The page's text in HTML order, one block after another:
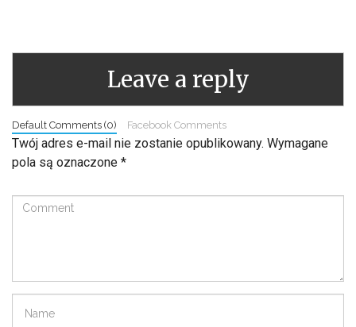
Leave a reply
Default Comments (0) Facebook Comments
Twój adres e-mail nie zostanie opublikowany. Wymagane
pola są oznaczone *